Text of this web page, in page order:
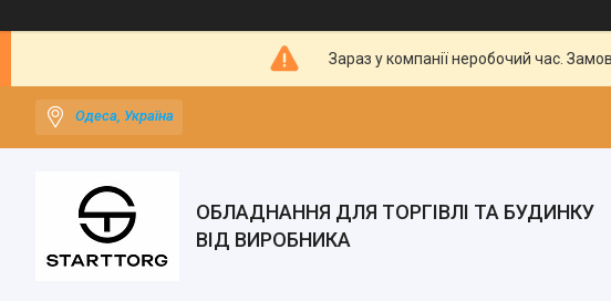
Зараз у компанії неробочий час.
Одеса, Україна
ОБЛАДНАННЯ ДЛЯ ТОРГІВЛІ ТА БУДИНКУ
ВІД ВИРОБНИКА